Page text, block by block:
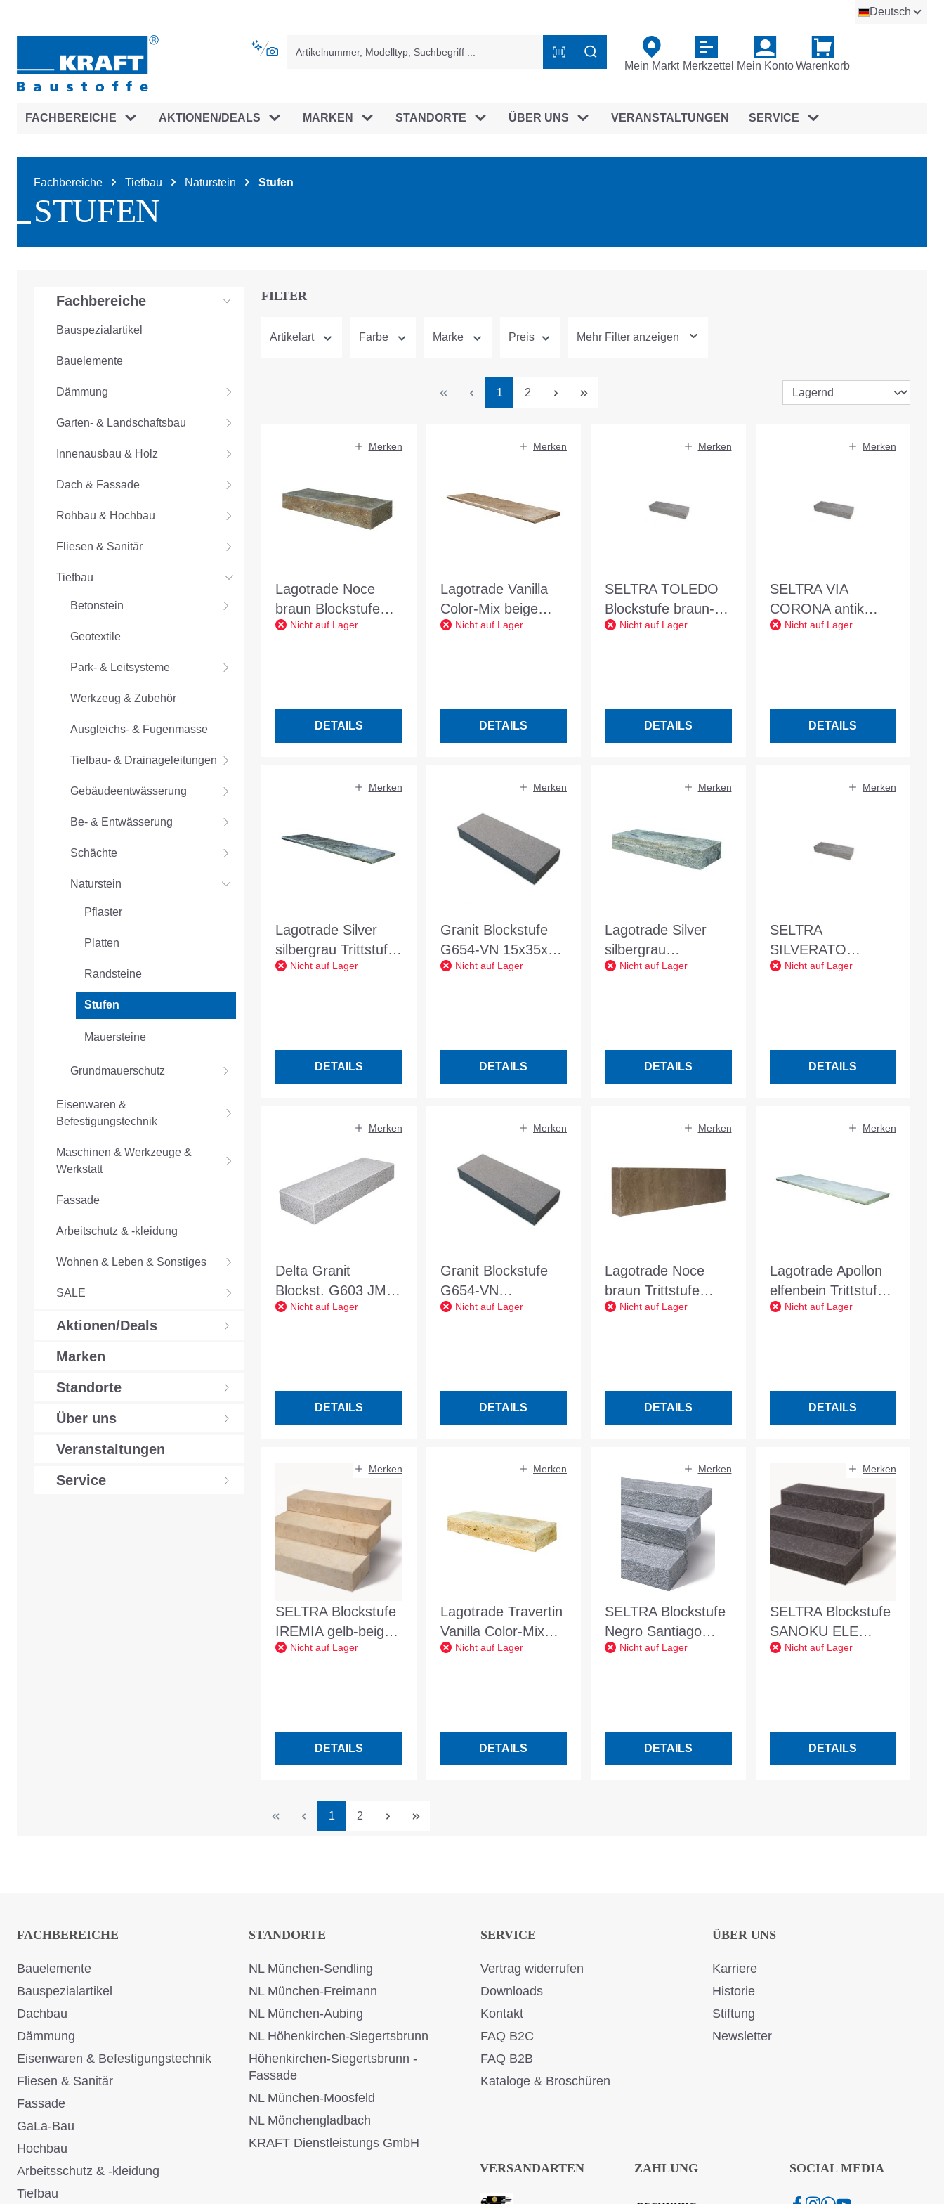
Deutsch
Mein Markt Merkzettel Mein KontoWarenkorb
FACHBEREICHE AKTIONEN/DEALS MARKEN STANDORTE ÜBER UNS VERANSTALTUNGEN SERVICE
Fachbereiche Tiefbau Naturstein Stufen
STUFEN
Fachbereiche
Bauspezialartikel
Bauelemente
Dämmung
Garten- & Landschaftsbau
Innenausbau & Holz
Dach & Fassade
Rohbau & Hochbau
Fliesen & Sanitär
Tiefbau
Betonstein
Geotextile
Park- & Leitsysteme
Werkzeug & Zubehör
Ausgleichs- & Fugenmasse
Tiefbau- & Drainageleitungen
Gebäudeentwässerung
Be- & Entwässerung
Schächte
Naturstein
Pflaster
Platten
Randsteine
Stufen
Mauersteine
Grundmauerschutz
Eisenwaren &
Befestigungstechnik
Maschinen & Werkzeuge &
Werkstatt
Fassade
Arbeitschutz & -kleidung
Wohnen & Leben & Sonstiges
SALE
Aktionen/Deals
Marken
Standorte
Über uns
Veranstaltungen
Service
FILTER
Artikelart Farbe Marke Preis Mehr Filter anzeigen
Seite
1 Seite
2
Merken
Lagotrade Noce
braun Blockstufe
L/B/H 100/35/15 cm
Nicht auf Lager
DETAILS
Merken
Lagotrade Vanilla
Color-Mix beige
gem. Trittstufe
Nicht auf Lager
DETAILS
Merken
SELTRA TOLEDO
Blockstufe braun-
beige 15x35x100cm
Nicht auf Lager
DETAILS
Merken
SELTRA VIA
CORONA antik
creme-beige
Nicht auf Lager
DETAILS
Merken
Lagotrade Silver
silbergrau Trittstufe
L/B/H 122/35/3 cm
Nicht auf Lager
DETAILS
Merken
Granit Blockstufe
G654-VN 15x35x50
OF 6 Seiten gesägt
Nicht auf Lager
DETAILS
Merken
Lagotrade Silver
silbergrau
Blockstufe L/B/H
Nicht auf Lager
DETAILS
Merken
SELTRA
SILVERATO
silbergrau
Nicht auf Lager
DETAILS
Merken
Delta Granit
Blockst. G603 JM
150x35x15 OF alls.
Nicht auf Lager
DETAILS
Merken
Granit Blockstufe
G654-VN
15x35x100 OF 6
Nicht auf Lager
DETAILS
Merken
Lagotrade Noce
braun Trittstufe
L/B/H 122/35/3 cm
Nicht auf Lager
DETAILS
Merken
Lagotrade Apollon
elfenbein Trittstufe
L/B/H 122/35/3 cm
Nicht auf Lager
DETAILS
Merken
SELTRA Blockstufe
IREMIA gelb-beige
15x35x100cm satin.
Nicht auf Lager
DETAILS
Merken
Lagotrade Travertin
Vanilla Color-Mix
beige gem.
Nicht auf Lager
DETAILS
Merken
SELTRA Blockstufe
Negro Santiago
15x35x100 cm
Nicht auf Lager
DETAILS
Merken
SELTRA Blockstufe
SANOKU ELE
anth.-schw.
Nicht auf Lager
DETAILS
Seite
1 Seite
2
FACHBEREICHE
Bauelemente
Bauspezialartikel
Dachbau
Dämmung
Eisenwaren & Befestigungstechnik
Fliesen & Sanitär
Fassade
GaLa-Bau
Hochbau
Arbeitsschutz & -kleidung
Tiefbau
STANDORTE
NL München-Sendling
NL München-Freimann
NL München-Aubing
NL Höhenkirchen-Siegertsbrunn
Höhenkirchen-Siegertsbrunn -
Fassade
NL München-Moosfeld
NL Mönchengladbach
KRAFT Dienstleistungs GmbH
SERVICE
Vertrag widerrufen
Downloads
Kontakt
FAQ B2C
FAQ B2B
Kataloge & Broschüren
ÜBER UNS
Karriere
Historie
Stiftung
Newsletter
VERSANDARTEN ZAHLUNG SOCIAL MEDIA